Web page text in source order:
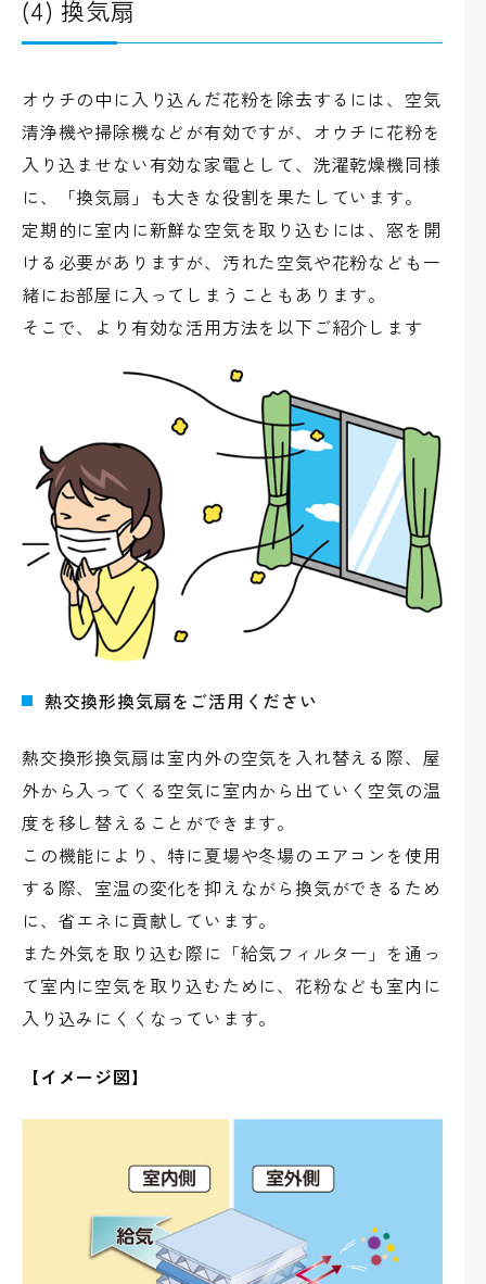
(4) 換気扇
オウチの中に入り込んだ花粉を除去するには、空気
清浄機や掃除機などが有効ですが、オウチに花粉を
入り込ませない有効な家電として、洗濯乾燥機同様
に、「換気扇」も大きな役割を果たしています。
定期的に室内に新鮮な空気を取り込むには、窓を開
ける必要がありますが、汚れた空気や花粉なども一
緒にお部屋に入ってしまうこともあります。
そこで、より有効な活用方法を以下ご紹介します
熱交換形換気扇をご活用ください
熱交換形換気扇は室内外の空気を入れ替える際、屋
外から入ってくる空気に室内から出ていく空気の温
度を移し替えることができます。
この機能により、特に夏場や冬場のエアコンを使用
する際、室温の変化を抑えながら換気ができるため
に、省エネに貢献しています。
また外気を取り込む際に「給気フィルター」を通っ
て室内に空気を取り込むために、花粉なども室内に
入り込みにくくなっています。
【イメージ図】